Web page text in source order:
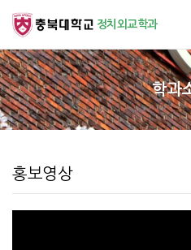
정치외교학과
학과
홍보영상